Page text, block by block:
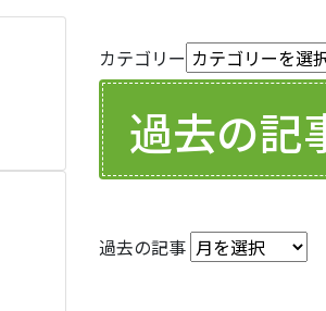
カテゴリー
過去の記
過去の記事